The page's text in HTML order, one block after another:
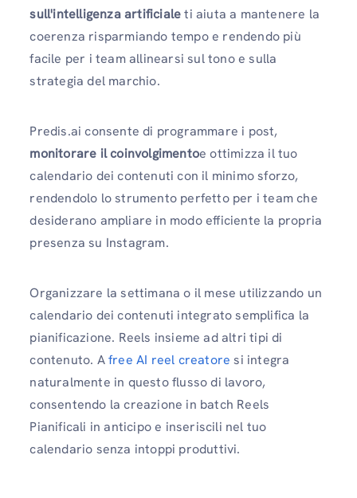
sull'intelligenza artificialeti aiuta a mantenere la
coerenza risparmiando tempo e rendendo più
facile per i team allinearsi sul tono e sulla
strategia del marchio.
Predis.ai consente di programmare i post,
monitorare il coinvolgimentoe ottimizza il tuo
calendario dei contenuti con il minimo sforzo,
rendendolo lo strumento perfetto per i team che
desiderano ampliare in modo efficiente la propria
presenza su Instagram.
Organizzare la settimana o il mese utilizzando un
calendario dei contenuti integrato semplifica la
pianificazione. Reels insieme ad altri tipi di
contenuto. Afree AI reel creatore si integra
naturalmente in questo flusso di lavoro,
consentendo la creazione in batch Reels
Pianificali in anticipo e inseriscili nel tuo
calendario senza intoppi produttivi.